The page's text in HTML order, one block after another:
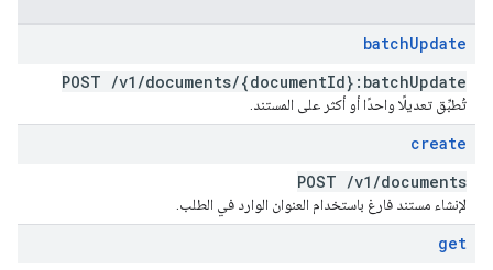
batchUpdate
POST /v1 /documents/{documentId}:batchUpdate
تُطبِّق تعديلًا واحدًا أو أكثر على المستند.
create
POST /v1 /documents
لإنشاء مستند فارغ باستخدام العنوان الوارد في الطلب.
get